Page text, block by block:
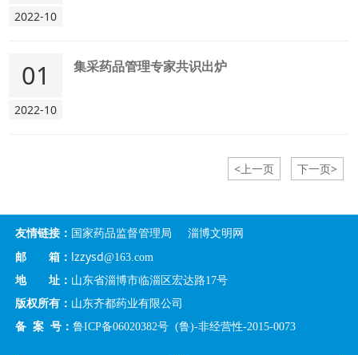
2022-10
01
2022-10
集采药品管理专家共识出炉
<上一页 下一页>
友情链接： 国家药品监督管理局
淄博文明网
邮 箱： lzzysd@163.com
地 址： 山东省淄博市临淄区宏达路17号
版权所有： 山东齐都药业有限公司
备 案 号： 鲁ICP备06020382号 (鲁)-非经营性-2015-0073